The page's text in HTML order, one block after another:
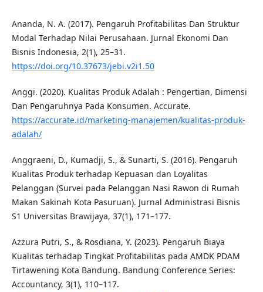
Ananda, N. A. (2017). Pengaruh Profitabilitas Dan Struktur
Modal Terhadap Nilai Perusahaan. Jurnal Ekonomi Dan
Bisnis Indonesia, 2(1), 25–31.
https://doi.org/10.37673/jebi.v2i1.50
Anggi. (2020). Kualitas Produk Adalah : Pengertian, Dimensi
Dan Pengaruhnya Pada Konsumen. Accurate.
https://accurate.id/marketing-manajemen/kualitas-produk-
adalah/
Anggraeni, D., Kumadji, S., & Sunarti, S. (2016). Pengaruh
Kualitas Produk terhadap Kepuasan dan Loyalitas
Pelanggan (Survei pada Pelanggan Nasi Rawon di Rumah
Makan Sakinah Kota Pasuruan). Jurnal Administrasi Bisnis
S1 Universitas Brawijaya, 37(1), 171–177.
Azzura Putri, S., & Rosdiana, Y. (2023). Pengaruh Biaya
Kualitas terhadap Tingkat Profitabilitas pada AMDK PDAM
Tirtawening Kota Bandung. Bandung Conference Series:
Accountancy, 3(1), 110–117.